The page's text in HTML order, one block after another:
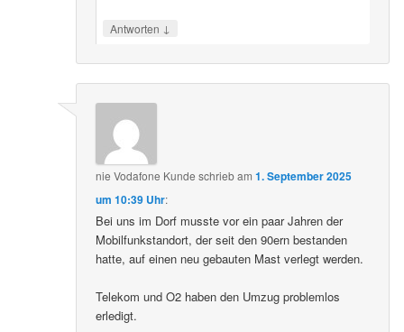
Antworten ↓
nie Vodafone Kunde schriebam1. September 2025
um 10:39 Uhr:
Bei uns im Dorf musste vor ein paar Jahren der
Mobilfunkstandort, der seit den 90ern bestanden
hatte, auf einen neu gebauten Mast verlegt werden.
Telekom und O2 haben den Umzug problemlos
erledigt.